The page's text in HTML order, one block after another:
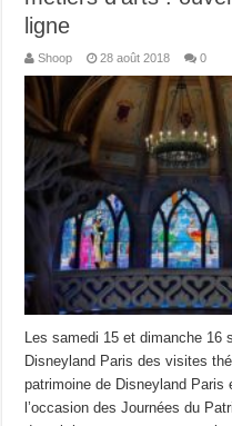
ligne
Shoop 28 août 2018 0
Les samedi 15 et dimanche 16
Disneyland Paris des visites
patrimoine de Disneyland Paris
l’occasion des Journées du